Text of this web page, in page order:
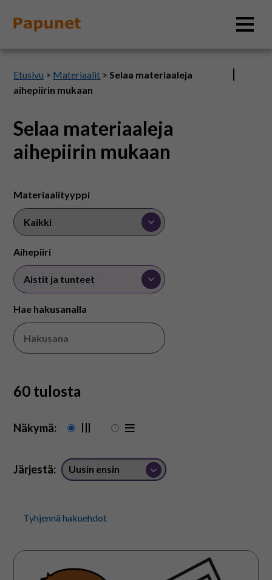
Tietoa
Materiaalit
Kuvatyökalut
Saavutettavuus
På svenska
In English
Etusivu > Materiaalit >Selaa materiaaleja
aihepiirin mukaan
Selaa materiaaleja
aihepiirin mukaan
Materiaalityyppi
Aihepiiri
Hae hakusanalla
60 tulosta
Näkymä:
Järjestä:
Tyhjennä hakuehdot
Äänilotto